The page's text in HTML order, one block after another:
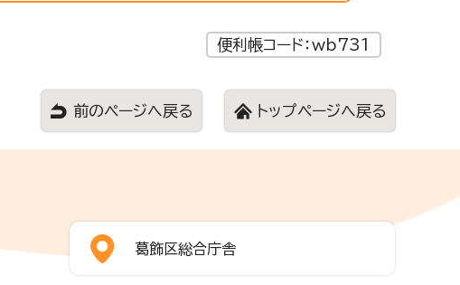
便利帳コード：wb731
前のページへ戻る トップページへ戻る
葛飾区総合庁舎